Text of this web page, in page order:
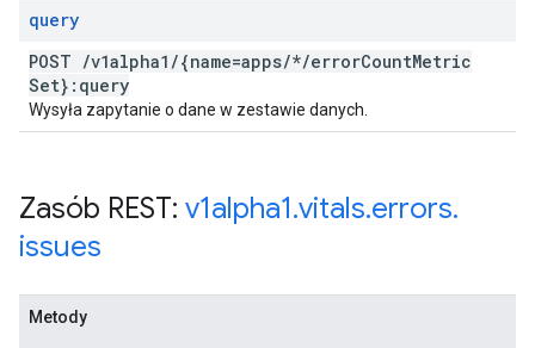
query
POST /v1alpha1 /{name=apps/*/errorCountMetric
Set}:query
Wysyła zapytanie o dane w zestawie danych.
Zasób REST: v1alpha1.vitals.errors.
issues
Metody